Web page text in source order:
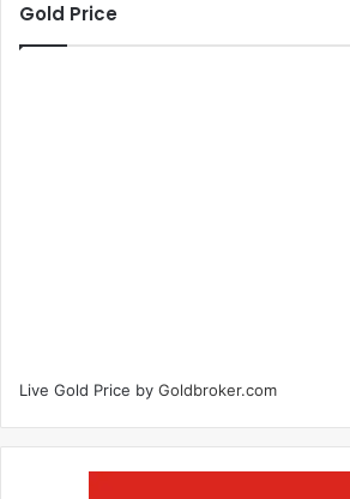
Gold Price
Live Gold Price by Goldbroker.com